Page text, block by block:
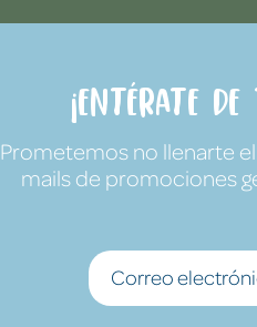
¡Entérate
Prometemos no llenarte
mails de promociones